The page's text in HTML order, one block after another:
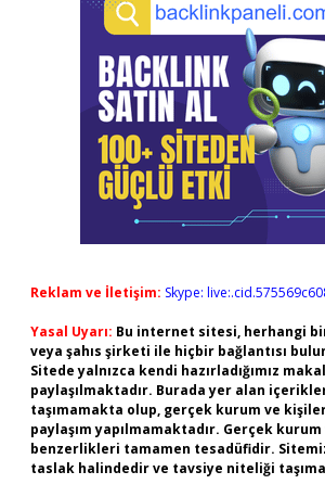
Reklam ve İletişim: Skype:
Yasal Uyarı: Bu internet sitesi, herhangi
veya şahıs şirketi ile hiçbir bağlantısı
Sitede yalnızca kendi hazırladığımız
paylaşılmaktadır. Burada yer alan
taşımamakta olup, gerçek kurum ve
paylaşım yapılmamaktadır. Gerçek
benzerlikleri tamamen tesadüfidir.
taslak halindedir ve tavsiye niteliği